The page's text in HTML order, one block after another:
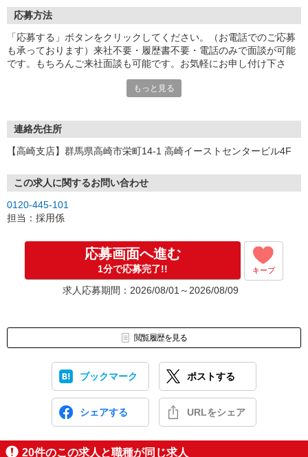
応募方法
「応募する」ボタンをクリックしてください。（お電話でのご応募
も承っております）来社不要・履歴書不要・電話のみで面談が可能
です。もちろんご来社面談も可能です。お気軽にお申し付け下さ
もっと見る
連絡先住所
【高崎支店】群馬県高崎市栄町14-1 高崎イーストセンタービル4F
この求人に関するお問い合わせ
0120-445-101
担当：採用係
応募画面へ進む
1分で応募完了!! キープ
求人応募期間：2026/08/01～2026/08/09
閲覧履歴を見る
ブックマーク ポストする
シェアする URLをシェア
20件のこの求人と職種が同じ求人